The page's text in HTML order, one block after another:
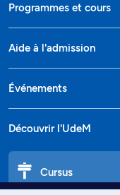
Programmes et cours
Aide à l'admission
Événements
Découvrir l'UdeM
Cursus